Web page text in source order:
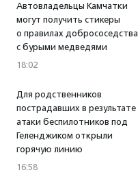
Автовладельцы Камчатки
могут получить стикеры
о правилах добрососедства
с бурыми медведями
18:02
Для родственников
пострадавших в результате
атаки беспилотников под
Геленджиком открыли
горячую линию
16:58